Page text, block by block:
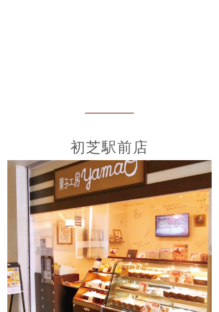
初芝駅前店